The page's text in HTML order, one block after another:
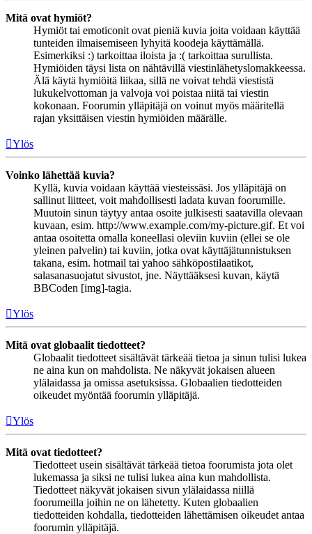
Mitä ovat hymiöt?
Hymiöt tai emoticonit ovat pieniä kuvia joita voidaan käyttää
tunteiden ilmaisemiseen lyhyitä koodeja käyttämällä.
Esimerkiksi :) tarkoittaa iloista ja :( tarkoittaa surullista.
Hymiöiden täysi lista on nähtävillä viestinlähetyslomakkeessa.
Älä käytä hymiöitä liikaa, sillä ne voivat tehdä viestistä
lukukelvottoman ja valvoja voi poistaa niitä tai viestin
kokonaan. Foorumin ylläpitäjä on voinut myös määritellä
rajan yksittäisen viestin hymiöiden määrälle.
Ylös
Voinko lähettää kuvia?
Kyllä, kuvia voidaan käyttää viesteissäsi. Jos ylläpitäjä on
sallinut liitteet, voit mahdollisesti ladata kuvan foorumille.
Muutoin sinun täytyy antaa osoite julkisesti saatavilla olevaan
kuvaan, esim. http://www.example.com/my-picture.gif. Et voi
antaa osoitetta omalla koneellasi oleviin kuviin (ellei se ole
yleinen palvelin) tai kuviin, jotka ovat käyttäjätunnistuksen
takana, esim. hotmail tai yahoo sähköpostilaatikot,
salasanasuojatut sivustot, jne. Näyttääksesi kuvan, käytä
BBCoden [img]-tagia.
Ylös
Mitä ovat globaalit tiedotteet?
Globaalit tiedotteet sisältävät tärkeää tietoa ja sinun tulisi lukea
ne aina kun on mahdolista. Ne näkyvät jokaisen alueen
ylälaidassa ja omissa asetuksissa. Globaalien tiedotteiden
oikeudet myöntää foorumin ylläpitäjä.
Ylös
Mitä ovat tiedotteet?
Tiedotteet usein sisältävät tärkeää tietoa foorumista jota olet
lukemassa ja siksi ne tulisi lukea aina kun mahdollista.
Tiedotteet näkyvät jokaisen sivun ylälaidassa niillä
foorumeilla joihin ne on lähetetty. Kuten globaalien
tiedotteiden kohdalla, tiedotteiden lähettämisen oikeudet antaa
foorumin ylläpitäjä.